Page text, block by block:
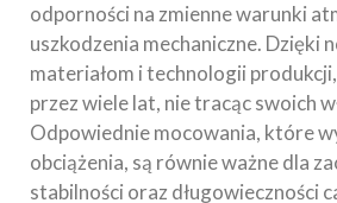
odporności na zmienne warunki
uszkodzenia mechaniczne. Dzięki
materiałom i technologii
przez wiele lat, nie tracąc swoich
Odpowiednie mocowania, które
obciążenia, są równie ważne dla
stabilności oraz długowieczności